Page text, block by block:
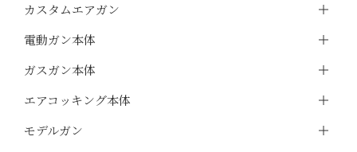
カスタムエアガン
電動ガン本体
ガスガン本体
エアコッキング本体
モデルガン